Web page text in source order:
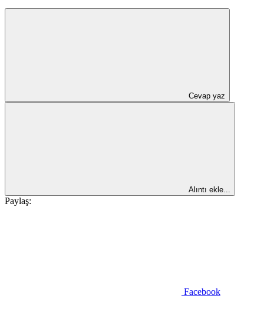
Cevap yaz
Alıntı ekle...
Paylaş:
Facebook